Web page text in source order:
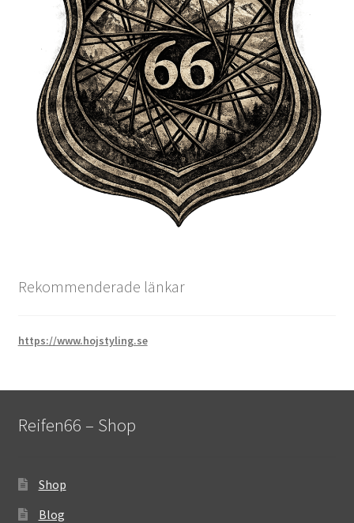
Rekommenderade länkar
https://www.hojstyling.se
Reifen66 – Shop
Shop
Blog